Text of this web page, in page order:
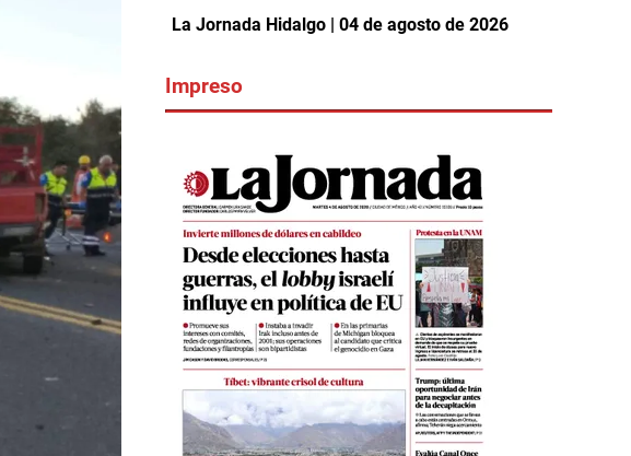
La Jornada Hidalgo | 04 de agosto de 2026
Impreso